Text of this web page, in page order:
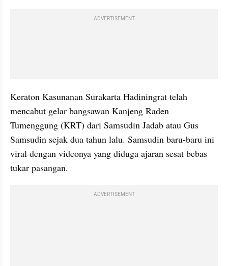
ADVERTISEMENT
Keraton Kasunanan Surakarta Hadiningrat telah
mencabut gelar bangsawan Kanjeng Raden
Tumenggung (KRT) dari Samsudin Jadab atau Gus
Samsudin sejak dua tahun lalu. Samsudin baru-baru ini
viral dengan videonya yang diduga ajaran sesat bebas
tukar pasangan.
ADVERTISEMENT